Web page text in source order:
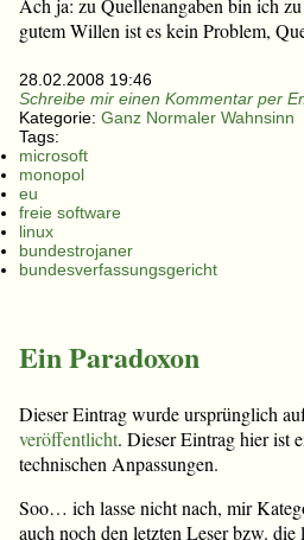
Ach ja: zu Quellenangaben bin ich
gutem Willen ist es kein Problem,
28.02.2008 19:46
Schreibe mir einen Kommentar per
Kategorie: Ganz Normaler Wahnsinn
Tags:
microsoft
monopol
eu
freie software
linux
bundestrojaner
bundesverfassungsgericht
Ein Paradoxon
Dieser Eintrag wurde ursprünglich
veröffentlicht. Dieser Eintrag hier ist
technischen Anpassungen.
Soo… ich lasse nicht nach, mir
auch noch den letzten Leser bzw. die